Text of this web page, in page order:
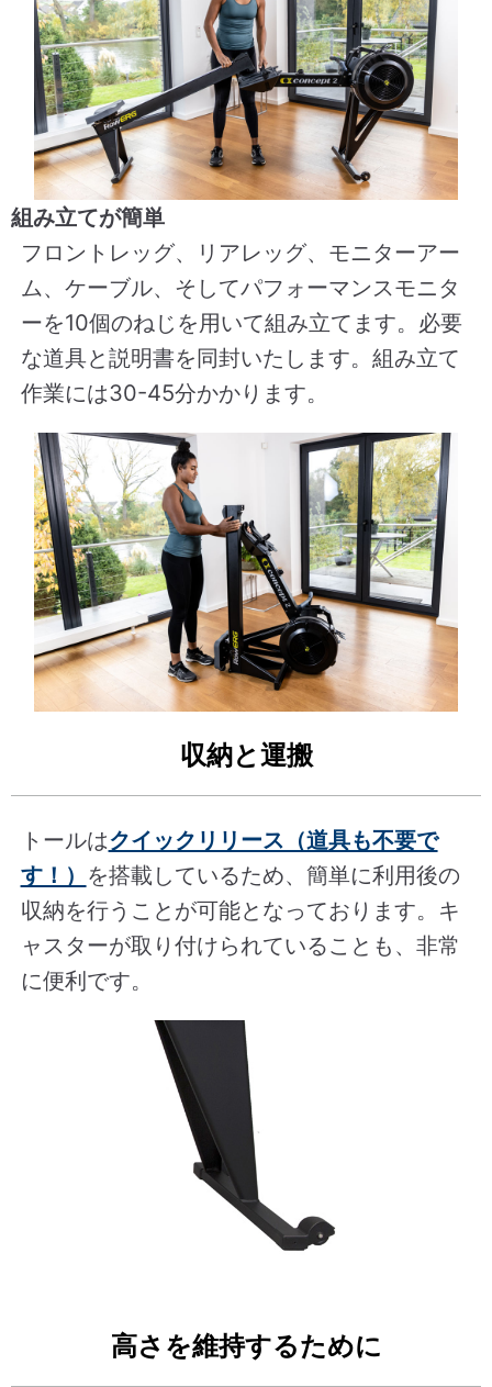
組み立てが簡単
フロントレッグ、リアレッグ、モニターアー
ム、ケーブル、そしてパフォーマンスモニタ
ーを10個のねじを用いて組み立てます。必要
な道具と説明書を同封いたします。組み立て
作業には30-45分かかります。
収納と運搬
トールはクイックリリース（道具も不要で
す！） を搭載しているため、簡単に利用後の
収納を行うことが可能となっております。キ
ャスターが取り付けられていることも、非常
に便利です。
高さを維持するために